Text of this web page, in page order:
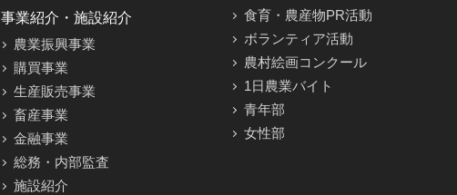
事業紹介・施設紹介
農業振興事業
購買事業
生産販売事業
畜産事業
金融事業
総務・内部監査
施設紹介
食育・農産物PR活動
ボランティア活動
農村絵画コンクール
1日農業バイト
青年部
女性部